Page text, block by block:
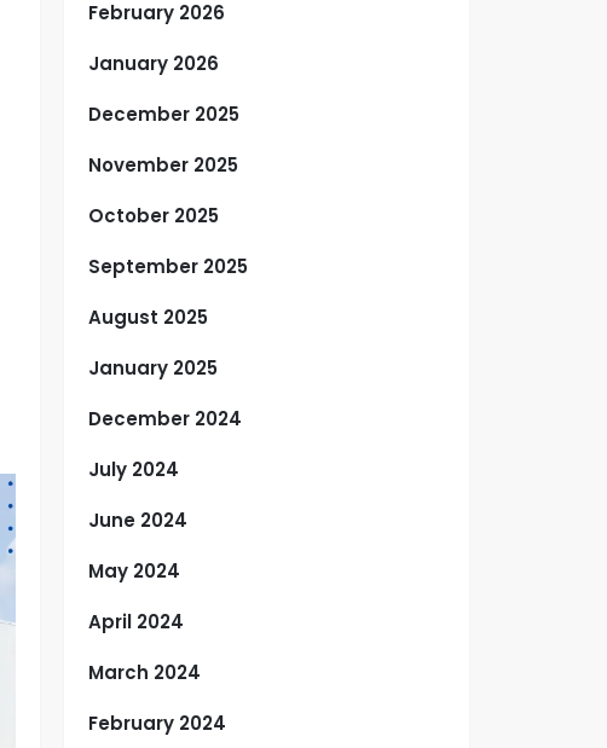
February 2026
January 2026
December 2025
November 2025
October 2025
September 2025
August 2025
January 2025
December 2024
July 2024
June 2024
May 2024
April 2024
March 2024
February 2024